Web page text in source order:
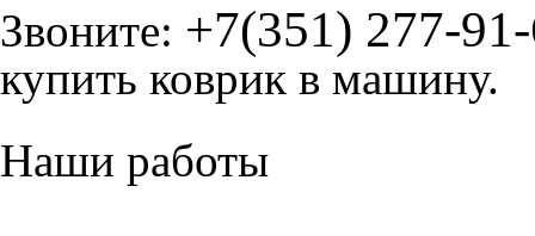
Звоните: +7(351) 277-
купить коврик в машину.
Наши работы